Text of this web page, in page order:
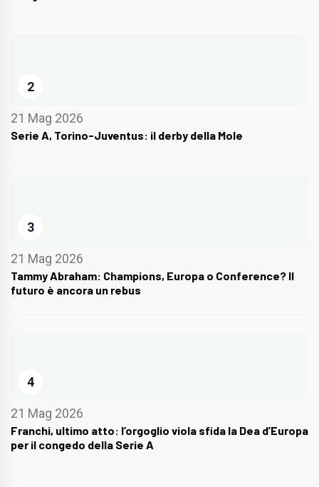
2
21 Mag 2026
Serie A, Torino-Juventus: il derby della Mole
3
21 Mag 2026
Tammy Abraham: Champions, Europa o Conference? Il
futuro è ancora un rebus
4
21 Mag 2026
Franchi, ultimo atto: l’orgoglio viola sfida la Dea d’Europa
per il congedo della Serie A